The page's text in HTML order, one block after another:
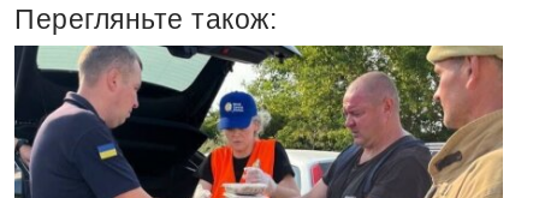
Перегляньте також: